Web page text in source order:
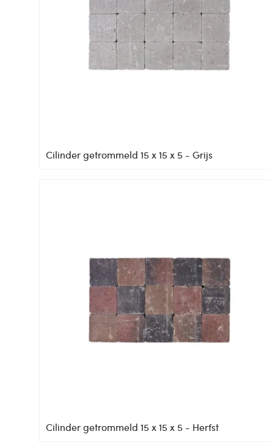
Cilinder getrommeld 15 x 15 x 5 - Grijs
Cilinder getrommeld 15 x 15 x 5 - Herfst